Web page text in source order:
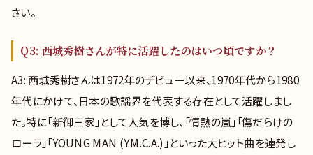
さい。
Q3: 西城秀樹さんが特に活躍したのはいつ頃ですか？
A3: 西城秀樹さんは1972年のデビュー以来、1970年代から1980
年代にかけて、日本の歌謡界を代表する存在として活躍しまし
た。特に「新御三家」として人気を博し、「情熱の嵐」「傷だらけの
ローラ」「YOUNG MAN (Y.M.C.A.)」といった大ヒット曲を連発し